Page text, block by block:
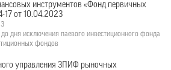
инструментов «Фонд первичных
от 10.04.2023
до дня исключения паевого инвестиционного фонда
фондов
управления ЗПИФ рыночных